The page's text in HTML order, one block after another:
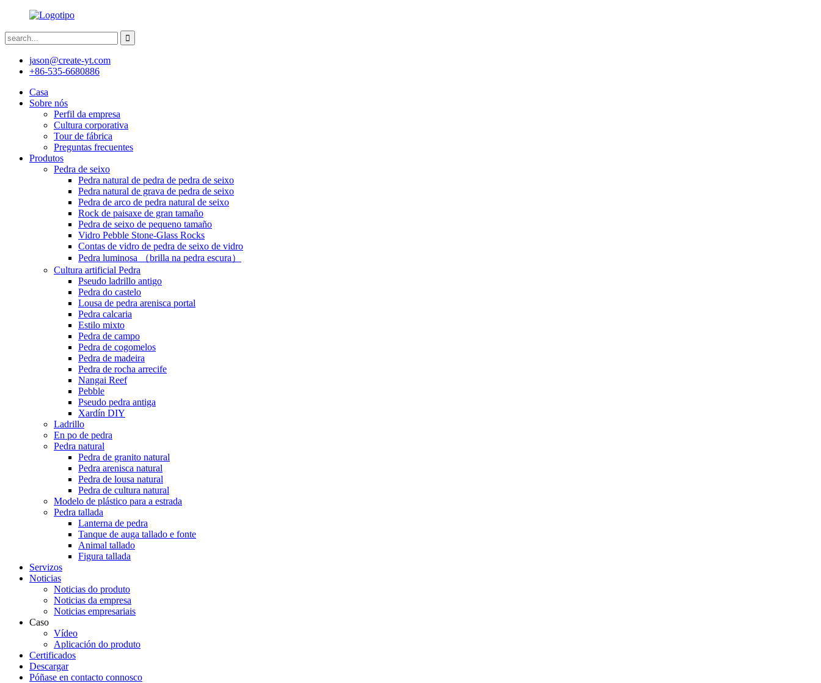
jason@create-yt.com
+86-535-6680886
Casa
Sobre nós
Perfil da empresa
Cultura corporativa
Tour de fábrica
Preguntas frecuentes
Produtos
Pedra de seixo
Pedra natural de pedra de pedra de seixo
Pedra natural de grava de pedra de seixo
Pedra de arco de pedra natural de seixo
Rock de paisaxe de gran tamaño
Pedra de seixo de pequeno tamaño
Vidro Pebble Stone-Glass Rocks
Contas de vidro de pedra de seixo de vidro
Pedra luminosa （brilla na pedra escura）
Cultura artificial Pedra
Pseudo ladrillo antigo
Pedra do castelo
Lousa de pedra arenisca portal
Pedra calcaria
Estilo mixto
Pedra de campo
Pedra de cogomelos
Pedra de madeira
Pedra de rocha arrecife
Nangai Reef
Pebble
Pseudo pedra antiga
Xardín DIY
Ladrillo
En po de pedra
Pedra natural
Pedra de granito natural
Pedra arenisca natural
Pedra de lousa natural
Pedra de cultura natural
Modelo de plástico para a estrada
Pedra tallada
Lanterna de pedra
Tanque de auga tallado e fonte
Animal tallado
Figura tallada
Servizos
Noticias
Noticias do produto
Noticias da empresa
Noticias empresariais
Caso
Vídeo
Aplicación do produto
Certificados
Descargar
Póñase en contacto connosco